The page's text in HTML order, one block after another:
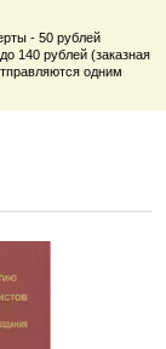
- 50 рублей
140 рублей (заказная
одним